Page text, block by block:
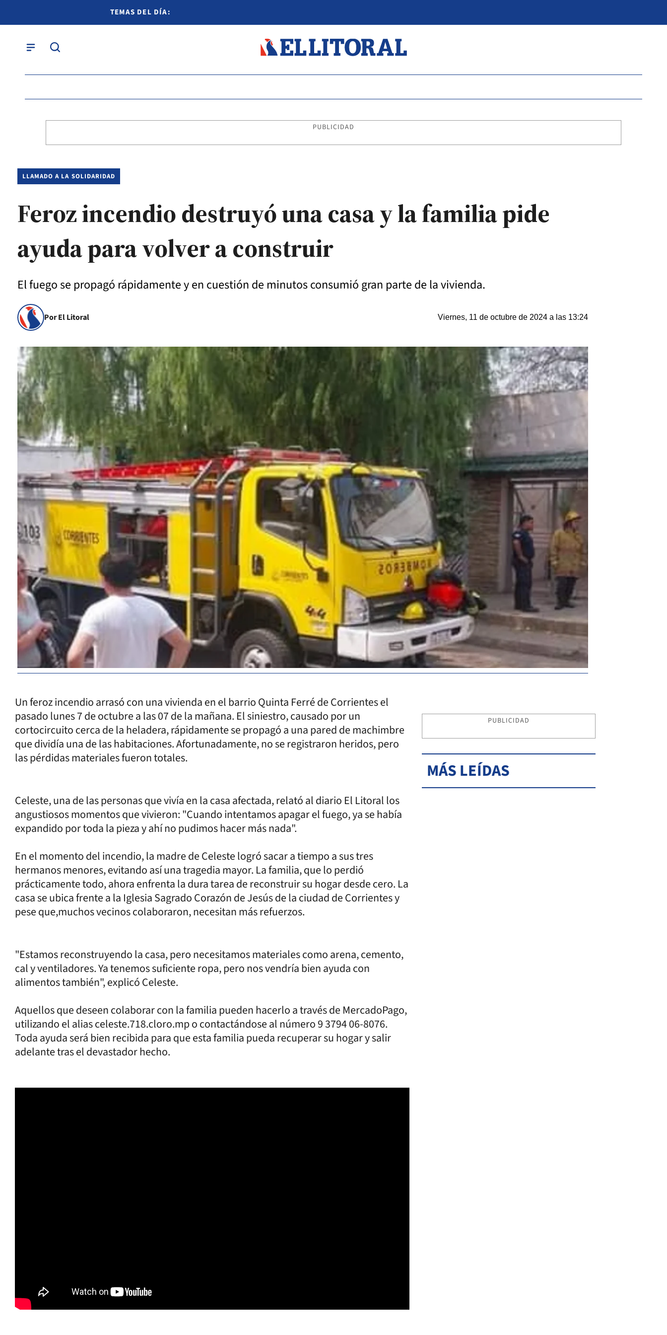
TEMAS DEL DÍA:
PUBLICIDAD
LLAMADO A LA SOLIDARIDAD
Feroz incendio destruyó una casa y la familia pide
ayuda para volver a construir
El fuego se propagó rápidamente y en cuestión de minutos consumió gran parte de la vivienda.
Por El Litoral Viernes, 11 de octubre de 2024 a las 13:24
Un feroz incendio arrasó con una vivienda en el barrio Quinta Ferré de Corrientes el
pasado lunes 7 de octubre a las 07 de la mañana. El siniestro, causado por un
cortocircuito cerca de la heladera, rápidamente se propagó a una pared de machimbre
que dividía una de las habitaciones. Afortunadamente, no se registraron heridos, pero
las pérdidas materiales fueron totales.
Celeste, una de las personas que vivía en la casa afectada, relató al diario El Litoral los
angustiosos momentos que vivieron: "Cuando intentamos apagar el fuego, ya se había
expandido por toda la pieza y ahí no pudimos hacer más nada".
En el momento del incendio, la madre de Celeste logró sacar a tiempo a sus tres
hermanos menores, evitando así una tragedia mayor. La familia, que lo perdió
prácticamente todo, ahora enfrenta la dura tarea de reconstruir su hogar desde cero. La
casa se ubica frente a la Iglesia Sagrado Corazón de Jesús de la ciudad de Corrientes y
pese que,muchos vecinos colaboraron, necesitan más refuerzos.
"Estamos reconstruyendo la casa, pero necesitamos materiales como arena, cemento,
cal y ventiladores. Ya tenemos suficiente ropa, pero nos vendría bien ayuda con
alimentos también", explicó Celeste.
Aquellos que deseen colaborar con la familia pueden hacerlo a través de MercadoPago,
utilizando el alias celeste.718.cloro.mp o contactándose al número 9 3794 06-8076.
Toda ayuda será bien recibida para que esta familia pueda recuperar su hogar y salir
adelante tras el devastador hecho.
PUBLICIDAD
MÁS LEÍDAS